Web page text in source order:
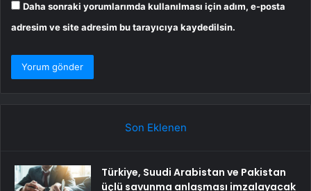
Daha sonraki yorumlarımda kullanılması için adım, e-posta
adresim ve site adresim bu tarayıcıya kaydedilsin.
Son Eklenen
Türkiye, Suudi Arabistan ve Pakistan
üçlü savunma anlaşması imzalayacak